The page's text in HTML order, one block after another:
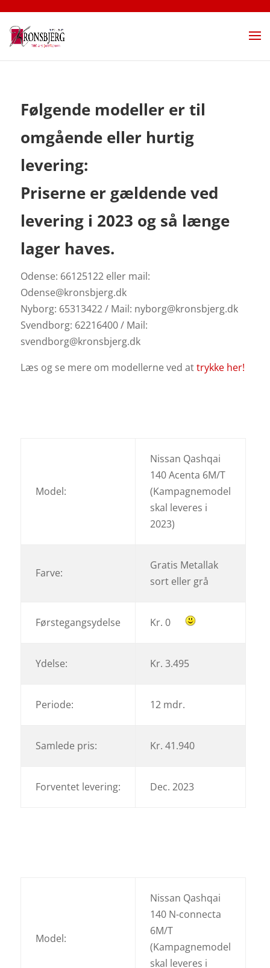
Følgende modeller er til
omgående eller hurtig
levering:
Priserne er gældende ved
levering i 2023 og så længe
lager haves.
Odense: 66125122 eller mail:
Odense@kronsbjerg.dk
Nyborg: 65313422 / Mail: nyborg@kronsbjerg.dk
Svendborg: 62216400 / Mail:
svendborg@kronsbjerg.dk
Læs og se mere om modellerne ved attrykke her!
Model:
Nissan Qashqai
140 Acenta 6M/T
(Kampagnemodel
skal leveres i
2023)
Farve:
Gratis Metallak
sort eller grå
Førstegangsydelse Kr. 0
Ydelse: Kr. 3.495
Periode: 12 mdr.
Samlede pris: Kr. 41.940
Forventet levering: Dec. 2023
Model:
Nissan Qashqai
140 N-connecta
6M/T
(Kampagnemodel
skal leveres i